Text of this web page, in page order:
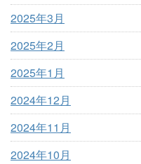
2025年3月
2025年2月
2025年1月
2024年12月
2024年11月
2024年10月